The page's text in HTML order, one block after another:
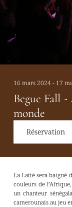
16 mars 2024 - 17
Begue Fall
monde
Réservation
La Latté sera baigné
couleurs de
un chanteur
camerounais au jeu